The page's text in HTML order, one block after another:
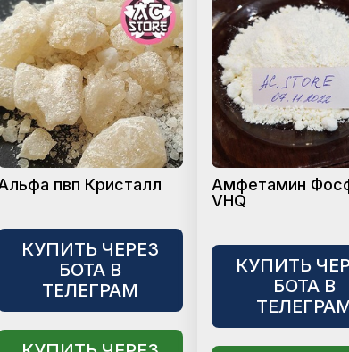
пвп Кристалл
КУПИТЬ ЧЕРЕЗ
БОТА В
ТЕЛЕГРАМ
Амфетамин
VHQ
КУПИТЬ
БОТА В